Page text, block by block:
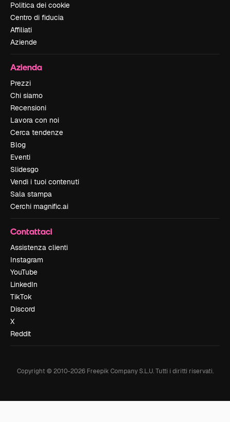
Politica dei cookie
Centro di fiducia
Affiliati
Aziende
Azienda
Prezzi
Chi siamo
Recensioni
Lavora con noi
Cerca tendenze
Blog
Eventi
Slidesgo
Vendi i tuoi contenuti
Sala stampa
Cerchi magnific.ai
Contattaci
Assistenza clienti
Instagram
YouTube
LinkedIn
TikTok
Discord
X
Reddit
Copyright © 2010-2026Freepik Company S.L.U. Tutti i diritti riservati.